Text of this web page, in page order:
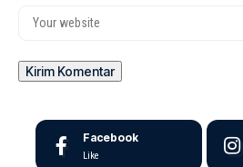
Facebook
Like